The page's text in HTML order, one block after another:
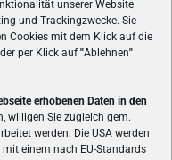
unserer Website
und Trackingzwecke. Sie
Cookies mit dem Klick auf die
per Klick auf"Ablehnen"
erhobenen Daten in den
willigen Sie zugleich gem.
werden. Die USA werden
einem nach EU-Standards